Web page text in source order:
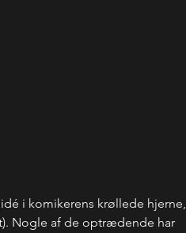
i komikerens krøllede hjerne,
Nogle af de optrædende har